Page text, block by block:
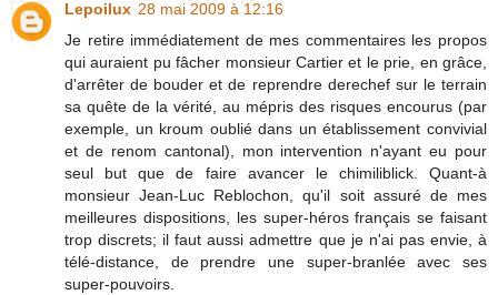
Lepoilux 28 mai 2009 à 12:16
Je retire immédiatement de mes commentaires les propos
qui auraient pu fâcher monsieur Cartier et le prie, en grâce,
d'arrêter de bouder et de reprendre derechef sur le terrain
sa quête de la vérité, au mépris des risques encourus (par
exemple, un kroum oublié dans un établissement convivial
et de renom cantonal), mon intervention n'ayant eu pour
seul but que de faire avancer le chimiliblick. Quant-à
monsieur Jean-Luc Reblochon, qu'il soit assuré de mes
meilleures dispositions, les super-héros français se faisant
trop discrets; il faut aussi admettre que je n'ai pas envie, à
télé-distance, de prendre une super-branlée avec ses
super-pouvoirs.